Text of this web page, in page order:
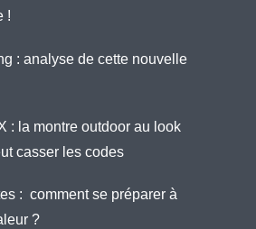
!
: analyse de cette nouvelle
: la montre outdoor au look
casser les codes
: comment se préparer à
?